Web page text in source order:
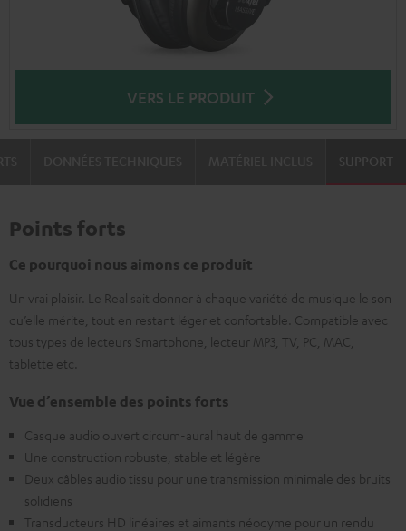
VERS LE PRODUIT
SUPPORT
Points forts
Ce pourquoi nous aimons ce produit
Un vrai plaisir. Le Real sait donner à chaque variété de musique le son
qu’elle mérite, tout en restant léger et confortable. Compatible avec
tous types de lecteurs Smartphone, lecteur MP3, TV, PC, MAC,
tablette etc.
Vue d’ensemble des points forts
Casque audio ouvert circum-aural haut de gamme
Une construction robuste, stable et légère
Deux câbles audio tissu pour une transmission minimale des bruits
solidiens
Transducteurs HD linéaires et aimants néodyme pour un rendu